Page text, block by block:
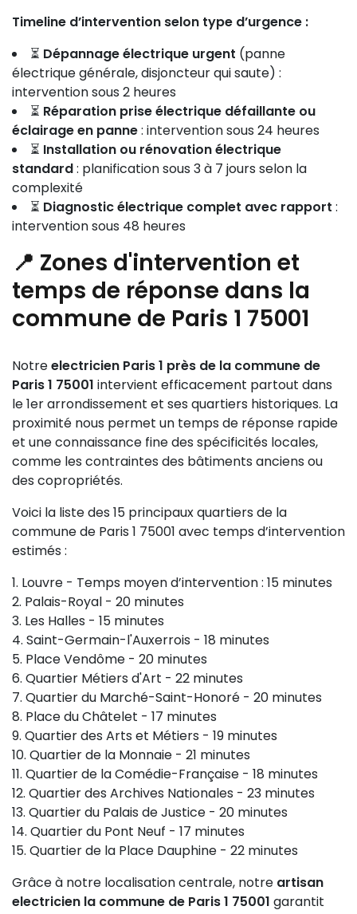
Timeline d’intervention selon type d’urgence :
⏳ Dépannage électrique urgent (panne
électrique générale, disjoncteur qui saute) :
intervention sous 2 heures
⏳ Réparation prise électrique défaillante ou
éclairage en panne: intervention sous 24 heures
⏳ Installation ou rénovation électrique
standard: planification sous 3 à 7 jours selon la
complexité
⏳ Diagnostic électrique complet avec rapport :
intervention sous 48 heures
📍 Zones d'intervention et
temps de réponse dans la
commune de Paris 1 75001
Notreelectricien Paris 1 près de la commune de
Paris 1 75001 intervient efficacement partout dans
le 1er arrondissement et ses quartiers historiques. La
proximité nous permet un temps de réponse rapide
et une connaissance fine des spécificités locales,
comme les contraintes des bâtiments anciens ou
des copropriétés.
Voici la liste des 15 principaux quartiers de la
commune de Paris 1 75001 avec temps d’intervention
estimés :
Louvre - Temps moyen d’intervention : 15 minutes
Palais-Royal - 20 minutes
Les Halles - 15 minutes
Saint-Germain-l'Auxerrois - 18 minutes
Place Vendôme - 20 minutes
Quartier Métiers d'Art - 22 minutes
Quartier du Marché-Saint-Honoré - 20 minutes
Place du Châtelet - 17 minutes
Quartier des Arts et Métiers - 19 minutes
Quartier de la Monnaie - 21 minutes
Quartier de la Comédie-Française - 18 minutes
Quartier des Archives Nationales - 23 minutes
Quartier du Palais de Justice - 20 minutes
Quartier du Pont Neuf - 17 minutes
Quartier de la Place Dauphine - 22 minutes
Grâce à notre localisation centrale, notre artisan
electricien la commune de Paris 1 75001 garantit